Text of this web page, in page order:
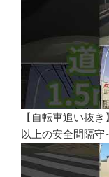
【自転車追い抜
以上の安全間隔守